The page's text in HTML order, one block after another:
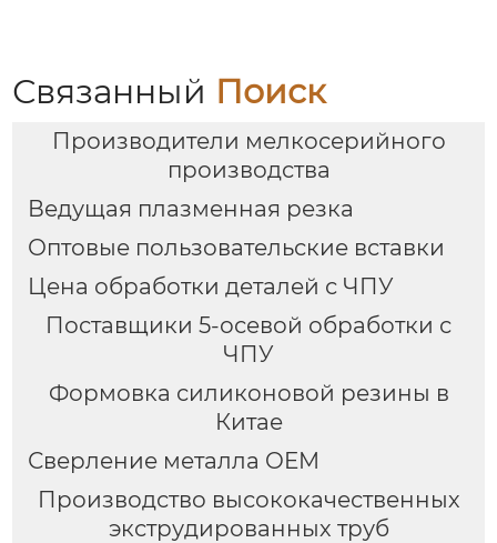
Связанный Поиск
Производители мелкосерийного
производства
Ведущая плазменная резка
Оптовые пользовательские вставки
Цена обработки деталей с ЧПУ
Поставщики 5-осевой обработки с
ЧПУ
Формовка силиконовой резины в
Китае
Сверление металла OEM
Производство высококачественных
экструдированных труб